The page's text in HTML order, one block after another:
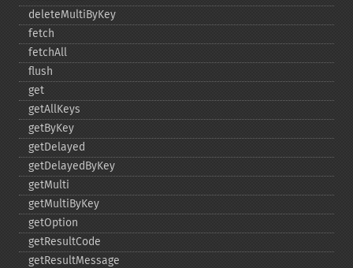
deleteMultiByKey
fetch
fetchAll
flush
get
getAllKeys
getByKey
getDelayed
getDelayedByKey
getMulti
getMultiByKey
getOption
getResultCode
getResultMessage